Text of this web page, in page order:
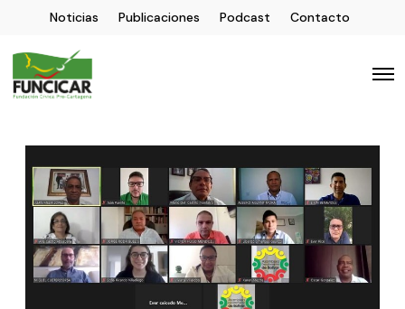
Noticias Publicaciones Podcast Contacto